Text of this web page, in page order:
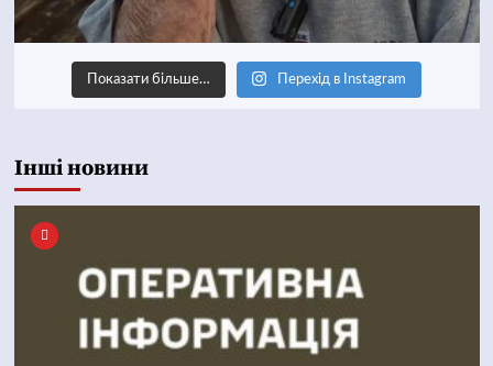
Показати більше… Перехід в Instagram
Інші новини